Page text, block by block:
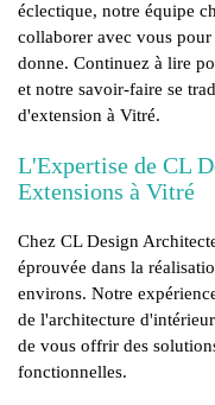
éclectique, notre équipe
collaborer avec vous
donne. Continuez à lire
et notre savoir-faire se
d'extension à Vitré.
L'Expertise de CL
Extensions à Vitré
Chez CL Design
éprouvée dans la
environs. Notre
de l'architecture
de vous offrir des
fonctionnelles.